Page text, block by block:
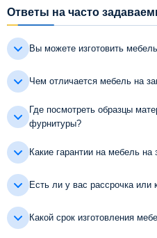
Ответы на часто
Вы можете изготовить
Чем отличается мебель на
Где посмотреть образцы
фурнитуры?
Какие гарантии на мебель на
Есть ли у вас рассрочка или
Какой срок изготовления